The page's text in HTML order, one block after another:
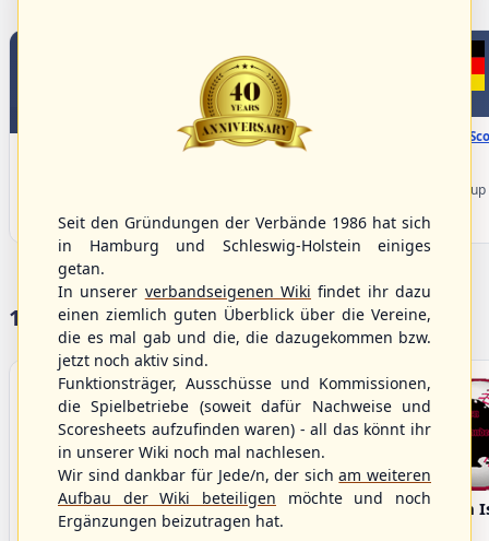
TOP 1
Box-Score
WBSC Europe
16:00 Uhr Box-
Sweden vs. Germany
Championship B Pool 2026 - Group
17 Vereine im S/HBV
Bargenstedt
Beavers
Elmshorn Alligators Fehmarn
Seit den Gründungen der Verbände 1986 hat sich
in Hamburg und Schleswig-Holstein einiges
getan.
In unserer verbandseigenen Wiki findet ihr dazu
einen ziemlich guten Überblick über die Vereine,
die es mal gab und die, die dazugekommen bzw.
jetzt noch aktiv sind.
Funktionsträger, Ausschüsse und Kommissionen,
die Spielbetriebe (soweit dafür Nachweise und
Scoresheets aufzufinden waren) - all das könnt ihr
in unserer Wiki noch mal nachlesen.
Wir sind dankbar für Jede/n, der sicham weiteren
Aufbau der Wiki beteiligen möchte und noch
Ergänzungen beizutragen hat.